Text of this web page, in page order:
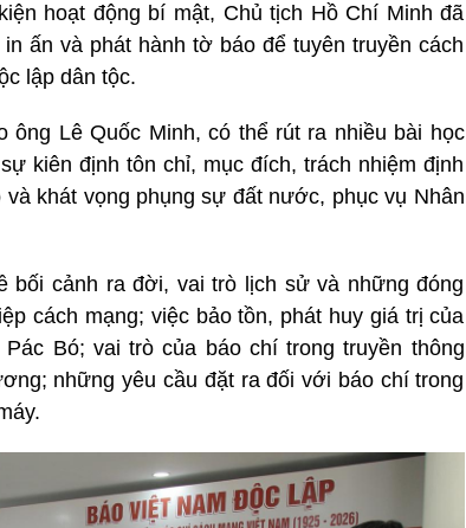
hoạt động bí mật, Chủ tịch Hồ Chí Minh đã
ấn và phát hành tờ báo để tuyên truyền cách
lập dân tộc.
Lê Quốc Minh, có thể rút ra nhiều bài học
kiên định tôn chỉ, mục đích, trách nhiệm định
khát vọng phụng sự đất nước, phục vụ Nhân
bối cảnh ra đời, vai trò lịch sử và những đóng
cách mạng; việc bảo tồn, phát huy giá trị của
Bó; vai trò của báo chí trong truyền thông
những yêu cầu đặt ra đối với báo chí trong